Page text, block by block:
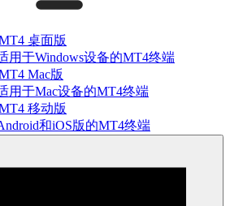
桌面版
用于Windows设备的MT4终端
Mac版
用于Mac设备的MT4终端
移动版
和iOS版的MT4终端